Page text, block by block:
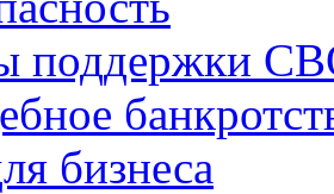
поддержки
бизнеса